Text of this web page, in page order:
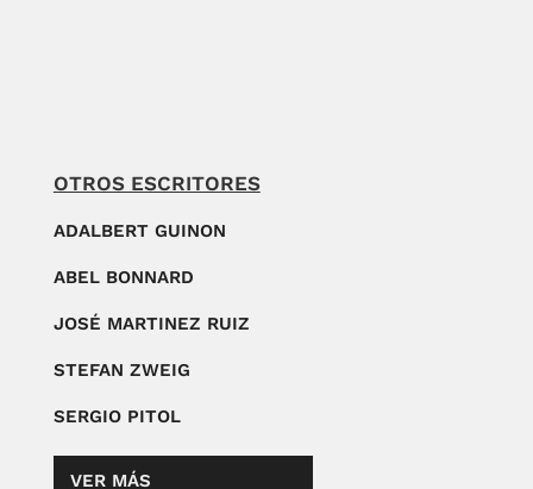
OTROS ESCRITORES
ADALBERT GUINON
ABEL BONNARD
JOSÉ MARTINEZ RUIZ
STEFAN ZWEIG
SERGIO PITOL
VER MÁS